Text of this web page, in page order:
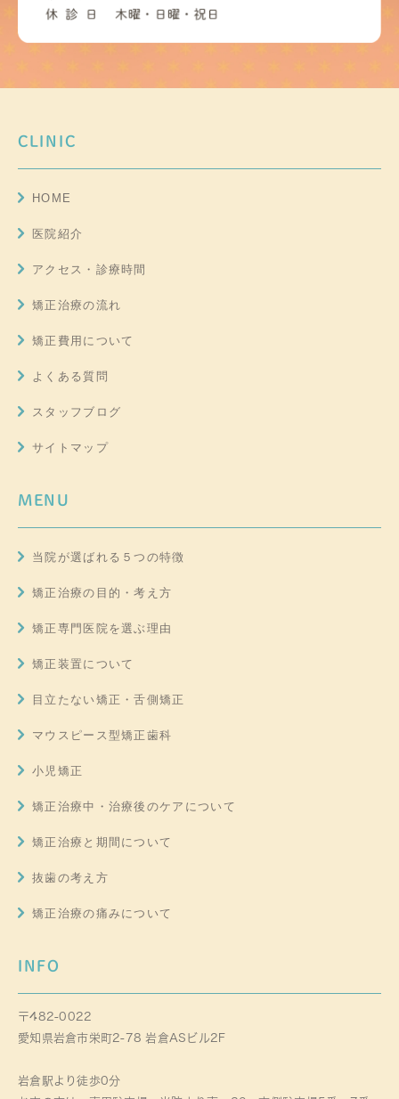
CLINIC
HOME
医院紹介
アクセス・診療時間
矯正治療の流れ
矯正費用について
よくある質問
スタッフブログ
サイトマップ
MENU
当院が選ばれる５つの特徴
矯正治療の目的・考え方
矯正専門医院を選ぶ理由
矯正装置について
目立たない矯正・舌側矯正
マウスピース型矯正歯科
小児矯正
矯正治療中・治療後のケアについて
矯正治療と期間について
抜歯の考え方
矯正治療の痛みについて
INFO
〒482-0022
愛知県岩倉市栄町2-78 岩倉ASビル2F
岩倉駅より徒歩0分